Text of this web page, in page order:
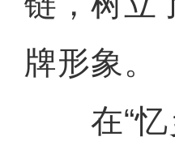
牌形象。
在“忆